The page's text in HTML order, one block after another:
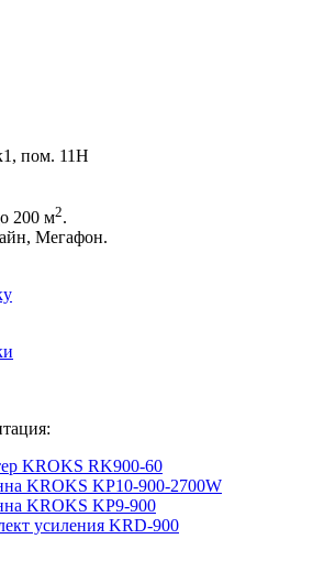
пом. 11Н
200 м2.
Мегафон.
KROKS RK900-60
KROKS KP10-900-2700W
KROKS KP9-900
усиления KRD-900